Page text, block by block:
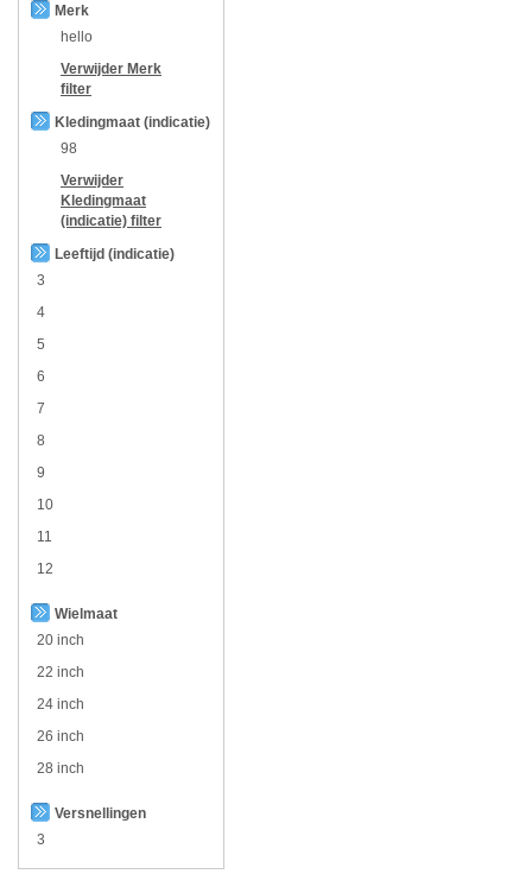
Merk
hello
Verwijder Merk
filter
Kledingmaat (indicatie)
98
Verwijder
Kledingmaat
(indicatie) filter
Leeftijd (indicatie)
3
4
5
6
7
8
9
10
11
12
Wielmaat
20 inch
22 inch
24 inch
26 inch
28 inch
Versnellingen
3